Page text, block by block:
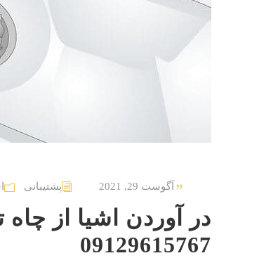
آگوست 29, 2021 پشتیبانی
در آوردن اشیا از
09129615767